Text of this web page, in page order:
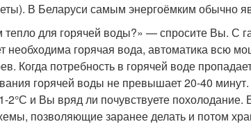
В Беларуси самым энергоёмким обычно
тепло для горячей воды?» — спросите Вы. С
необходима горячая вода, автоматика всю
Когда потребность в горячей воде
горячей воды не превышает 20-40
2°С и Вы вряд ли почувствуете
позволяющие заранее делать и потом